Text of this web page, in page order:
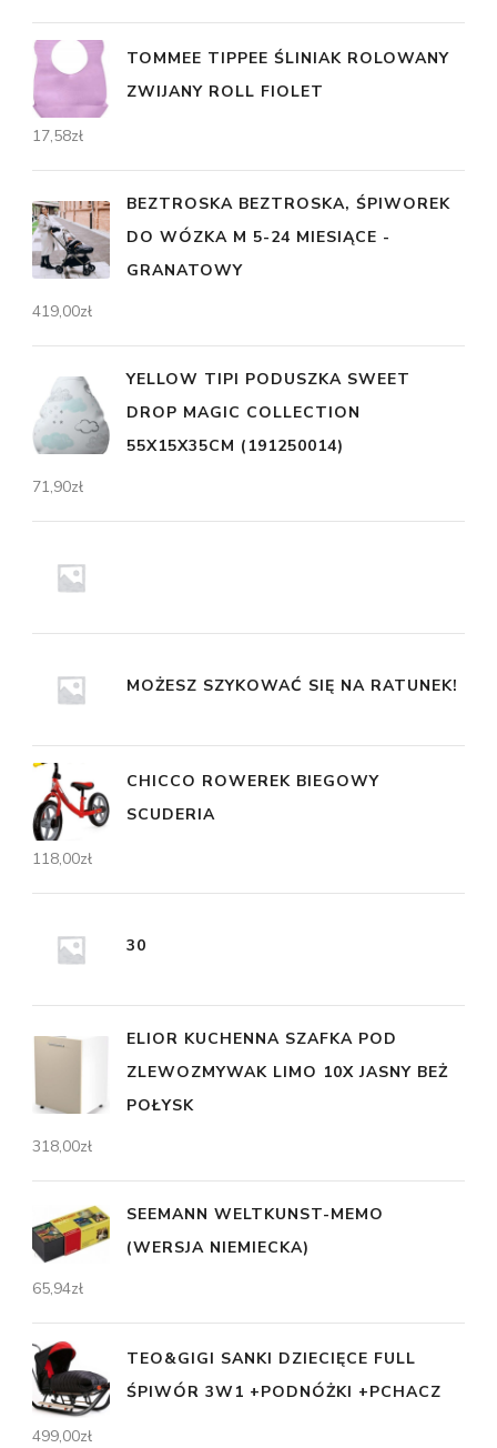
TOMMEE TIPPEE ŚLINIAK ROLOWANY
ZWIJANY ROLL FIOLET
17,58zł
BEZTROSKA BEZTROSKA, ŚPIWOREK
DO WÓZKA M 5-24 MIESIĄCE -
GRANATOWY
419,00zł
YELLOW TIPI PODUSZKA SWEET
DROP MAGIC COLLECTION
55X15X35CM (191250014)
71,90zł
MOŻESZ SZYKOWAĆ SIĘ NA RATUNEK!
CHICCO ROWEREK BIEGOWY
SCUDERIA
118,00zł
30
ELIOR KUCHENNA SZAFKA POD
ZLEWOZMYWAK LIMO 10X JASNY BEŻ
POŁYSK
318,00zł
SEEMANN WELTKUNST-MEMO
(WERSJA NIEMIECKA)
65,94zł
TEO&GIGI SANKI DZIECIĘCE FULL
ŚPIWÓR 3W1 +PODNÓŻKI +PCHACZ
499,00zł